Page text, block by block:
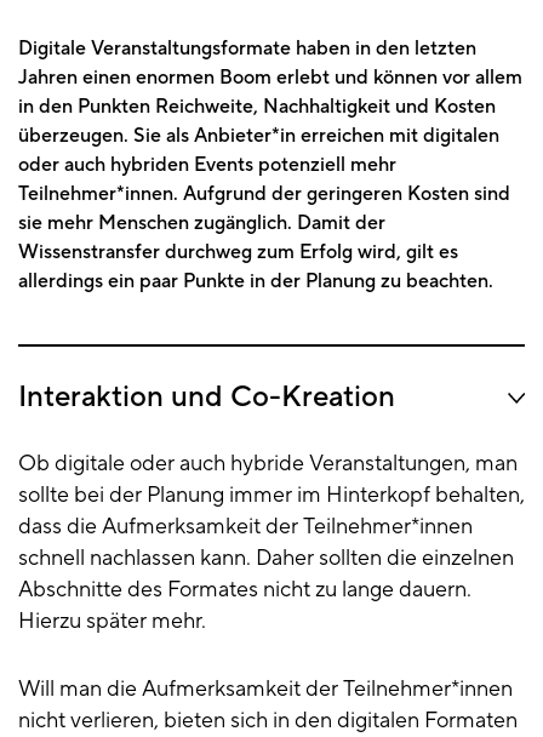
Digitale Veranstaltungsformate haben in den letzten
Jahren einen enormen Boom erlebt und können vor allem
in den Punkten Reichweite, Nachhaltigkeit und Kosten
überzeugen. Sie als Anbieter*in erreichen mit digitalen
oder auch hybriden Events potenziell mehr
Teilnehmer*innen. Aufgrund der geringeren Kosten sind
sie mehr Menschen zugänglich. Damit der
Wissenstransfer durchweg zum Erfolg wird, gilt es
allerdings ein paar Punkte in der Planung zu beachten.
Interaktion und Co-Kreation
Ob digitale oder auch hybride Veranstaltungen, man
sollte bei der Planung immer im Hinterkopf behalten,
dass die Aufmerksamkeit der Teilnehmer*innen
schnell nachlassen kann. Daher sollten die einzelnen
Abschnitte des Formates nicht zu lange dauern.
Hierzu später mehr.
Will man die Aufmerksamkeit der Teilnehmer*innen
nicht verlieren, bieten sich in den digitalen Formaten